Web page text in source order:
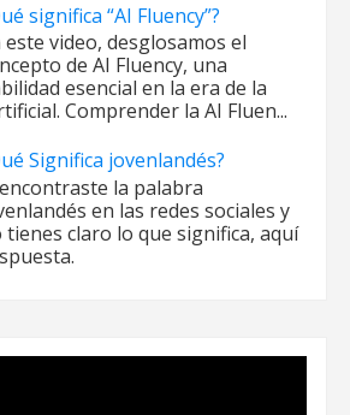
significa “AI Fluency”?
este video, desglosamos el
de AI Fluency, una
esencial en la era de la
Comprender la AI Fluen...
Significa jovenlandés?
la palabra
en las redes sociales y
tienes claro lo que significa, aquí